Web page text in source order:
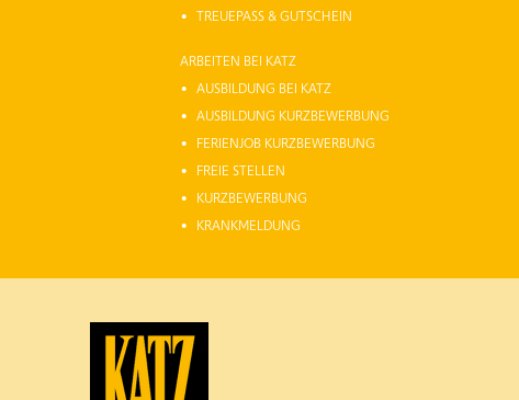
TREUEPASS & GUTSCHEIN
ARBEITEN BEI KATZ
AUSBILDUNG BEI KATZ
AUSBILDUNG KURZBEWERBUNG
FERIENJOB KURZBEWERBUNG
FREIE STELLEN
KURZBEWERBUNG
KRANKMELDUNG